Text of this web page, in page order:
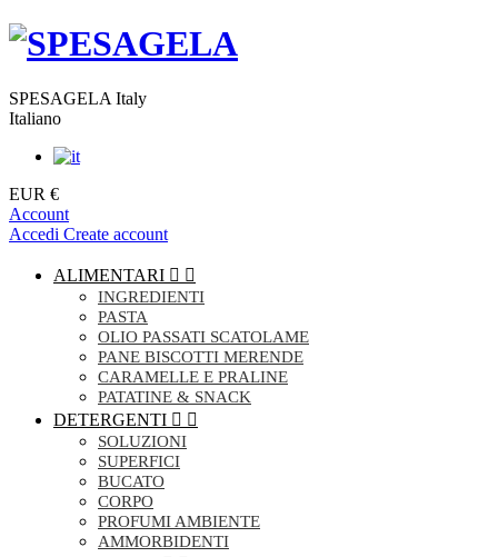
SPESAGELA Italy
Italiano
EUR €
Account
Accedi Create account
ALIMENTARI  
INGREDIENTI
PASTA
OLIO PASSATI SCATOLAME
PANE BISCOTTI MERENDE
CARAMELLE E PRALINE
PATATINE & SNACK
DETERGENTI  
SOLUZIONI
SUPERFICI
BUCATO
CORPO
PROFUMI AMBIENTE
AMMORBIDENTI